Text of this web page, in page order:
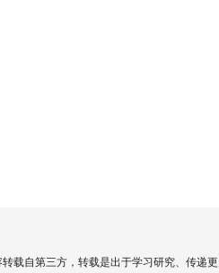
载自第三方，转载是出于学习研究、传递